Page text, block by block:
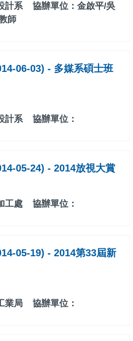
計系
協辦單位：金啟平/吳
師
06-03) - 多媒系碩士班
計系 協辦單位：
05-24) - 2014放視大賞
工處 協辦單位：
05-19) - 2014第33屆新
業局 協辦單位：